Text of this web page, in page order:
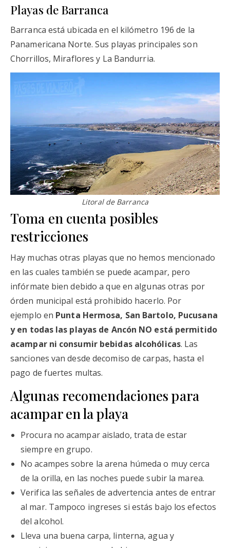
Playas de Barranca
Barranca está ubicada en el kilómetro 196 de la
Panamericana Norte. Sus playas principales son
Chorrillos, Miraflores y La Bandurria.
Litoral de Barranca
Toma en cuenta posibles
restricciones
Hay muchas otras playas que no hemos mencionado
en las cuales también se puede acampar, pero
infórmate bien debido a que en algunas otras por
órden municipal está prohibido hacerlo. Por
ejemplo en Punta Hermosa, San Bartolo, Pucusana
y en todas las playas de Ancón NO está permitido
acampar ni consumir bebidas alcohólicas. Las
sanciones van desde decomiso de carpas, hasta el
pago de fuertes multas.
Algunas recomendaciones para
acampar en la playa
Procura no acampar aislado, trata de estar
siempre en grupo.
No acampes sobre la arena húmeda o muy cerca
de la orilla, en las noches puede subir la marea.
Verifica las señales de advertencia antes de entrar
al mar. Tampoco ingreses si estás bajo los efectos
del alcohol.
Lleva una buena carpa, linterna, agua y